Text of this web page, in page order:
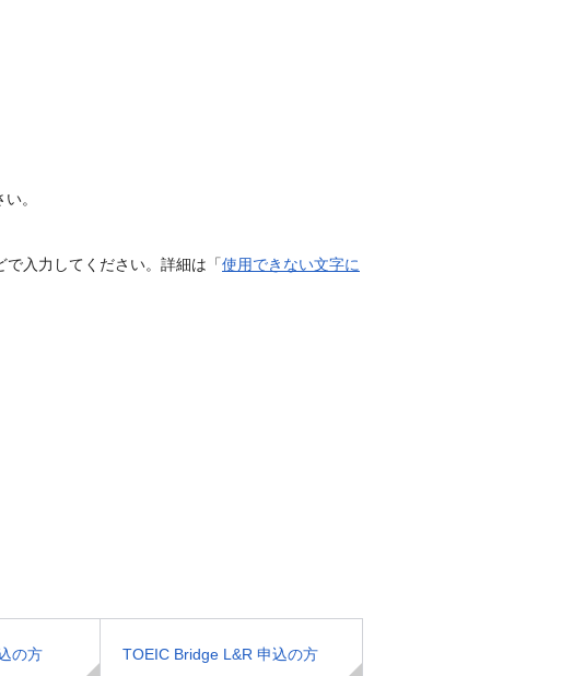
。
入力してください。詳細は「使用できない文字に
の方 TOEIC Bridge L&R 申込の方